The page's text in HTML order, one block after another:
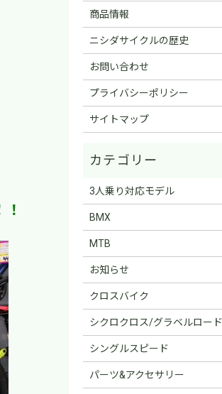
商品情報
ニシダサイクルの歴史
お問い合わせ
プライバシーポリシー
サイトマップ
3人乗り対応モデル
BMX
MTB
お知らせ
クロスバイク
シクロクロス/グラベルロード
シングルスピード
パーツ&アクセサリー